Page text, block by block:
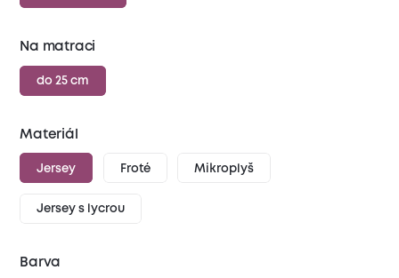
Na matraci
do 25 cm
Materiál
Jersey Froté Mikroplyš
Jersey s lycrou
Barva